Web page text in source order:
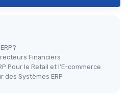
Financiers
Pour le Retail et l'E-commerce
des Systèmes ERP